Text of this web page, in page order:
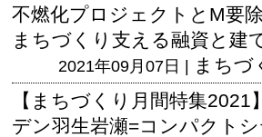
不燃化プロジェクトとM要除
まちづくり支える融資と建
2021年09月07日 | まちづ
【まちづくり月間特集2021
デン羽生岩瀬=コンパクト